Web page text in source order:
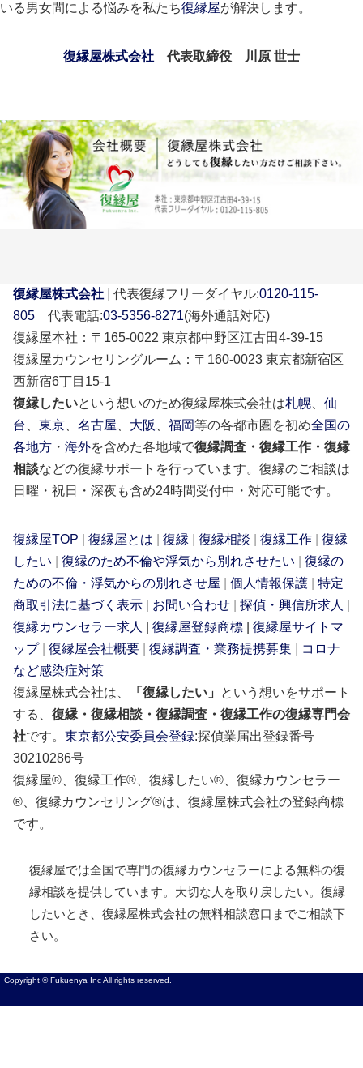
いる男女間による悩みを私たち復縁屋が解決します。
復縁屋株式会社 代表取締役 川原 世士
復縁屋株式会社 代表復縁フリーダイヤル:0120-115-
805 代表電話:03-5356-8271(海外通話対応)
復縁屋本社：〒165-0022 東京都中野区江古田4-39-15
復縁屋カウンセリングルーム：〒160-0023 東京都新宿区
西新宿6丁目15-1
復縁したいという想いのため復縁屋株式会社は札幌
仙
台
東京 名古屋 大阪 福岡等の各都市圏を初め全国の
各地方 ・ 海外を含めた各地域で復縁調査・復縁工作・復縁
相談などの復縁サポートを行っています。復縁のご相談は
日曜・祝日・深夜も含め24時間受付中・対応可能です。
復縁屋TOP 復縁屋とは 復縁 復縁相談 復縁工作
復縁
したい
復縁のため不倫や浮気から別れさせたい
復縁の
ための不倫・浮気からの別れさせ屋
個人情報保護
特定
商取引法に基づく表示
お問い合わせ 探偵・興信所求人
復縁カウンセラー求人
復縁屋登録商標
復縁屋サイトマ
ップ| 復縁屋会社概要 復縁調査・業務提携募集
コロナ
など感染症対策
復縁屋株式会社は、
「復縁したい」
という想いをサポート
する、 復縁・復縁相談・復縁調査・復縁工作の復縁専門会
社です。 東京都公安委員会登録:探偵業届出登録番号
30210286号
復縁屋®、復縁工作®、復縁したい®、復縁カウンセラー
®、復縁カウンセリング®は、復縁屋株式会社の登録商標
です。
復縁屋では全国で専門の復縁カウンセラーによる無料の復
縁相談を提供しています。大切な人を取り戻したい。復縁
したいとき、復縁屋株式会社の無料相談窓口までご相談下
さい。
Copyright © Fukuenya Inc All rights reserved.